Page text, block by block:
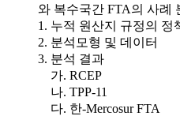
와 복수국간 FTA의 사례
1. 누적 원산지 규정의 정
2. 분석모형 및 데이터
3. 분석 결과
가. RCEP
나. TPP-11
다. 한-Mercosur FTA